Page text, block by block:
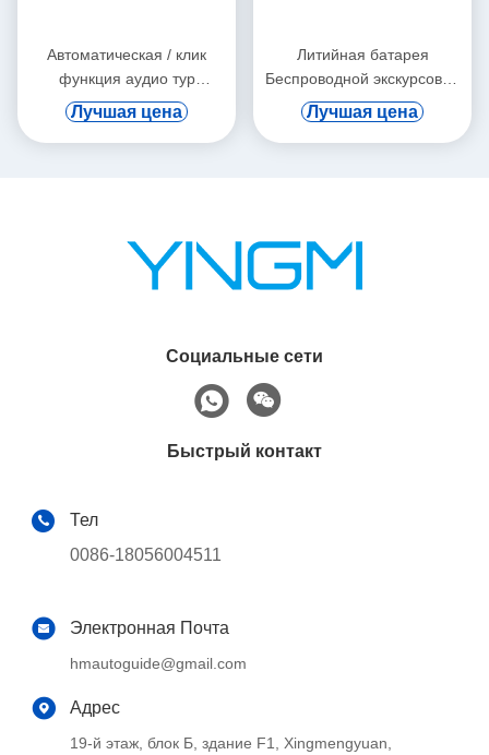
Автоматическая / клик
функция аудио тур
устройства ушной подвески
Лучшая цена
Литийная батарея
Беспроводной экскурсовод
Поддержка цифровой вод и
автоматическая индукция
Лучшая цена
Социальные сети
Быстрый контакт
Тел
0086-18056004511
Электронная Почта
hmautoguide@gmail.com
Адрес
19-й этаж, блок Б, здание F1, Xingmengyuan,